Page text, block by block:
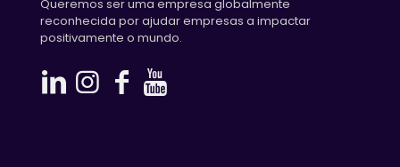
Queremos ser uma empresa globalmente
reconhecida por ajudar empresas a impactar
positivamente o mundo.